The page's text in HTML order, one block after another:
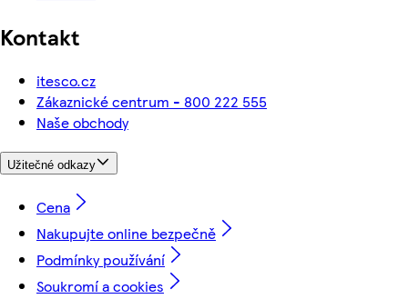
Kontakt
itesco.cz
Zákaznické centrum - 800 222 555
Naše obchody
Užitečné odkazy
Cena
Nakupujte online bezpečně
Podmínky používání
Soukromí a cookies